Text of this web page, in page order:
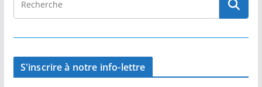
S'inscrire à notre info-lettre